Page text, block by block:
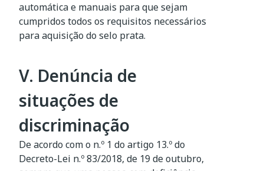
automática e manuais para que sejam
cumpridos todos os requisitos necessários
para aquisição do selo prata.
V. Denúncia de
situações de
discriminação
De acordo com o n.º 1 do artigo 13.º do
Decreto-Lei n.º 83/2018, de 19 de outubro,